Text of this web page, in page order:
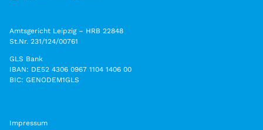
Amtsgericht Leipzig – HRB 22848
St.Nr. 231/124/00761
GLS Bank
IBAN: DE52 4306 0967 1104 1406 00
BIC: GENODEM1GLS
Impressum